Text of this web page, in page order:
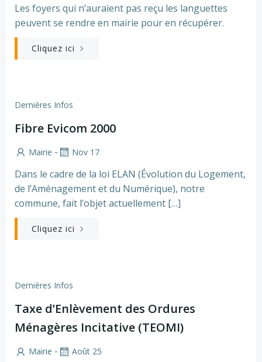
Les foyers qui n’auraient pas reçu les languettes
peuvent se rendre en mairie pour en récupérer.
Cliquez ici
Dernières Infos
Fibre Evicom 2000
Mairie - Nov 17
Dans le cadre de la loi ELAN (Évolution du Logement,
de l’Aménagement et du Numérique), notre
commune, fait l’objet actuellement […]
Cliquez ici
Dernières Infos
Taxe d’Enlèvement des Ordures
Ménagères Incitative (TEOMI)
Mairie - Août 25